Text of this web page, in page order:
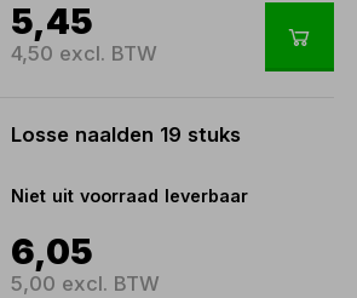
5,45
4,50 excl. BTW
Losse naalden 19 stuks
Niet uit voorraad leverbaar
6,05
5,00 excl. BTW